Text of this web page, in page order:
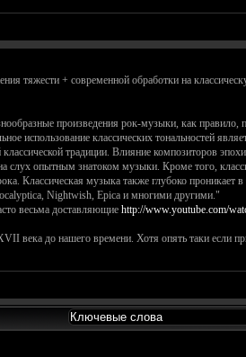
тяжести + современной обработки на
произведения рок-музыки, как правило,
использование классических тональностей
традиции. Влияние композиторов
слух опытным знатоком музыки. Кроме того,
Классическая музыка также глубоко проникает
Nightwish, Epica и многими другими."
весьма доставляющие http://www.youtube.com/
века до нашего времени. Хотя опять таки если